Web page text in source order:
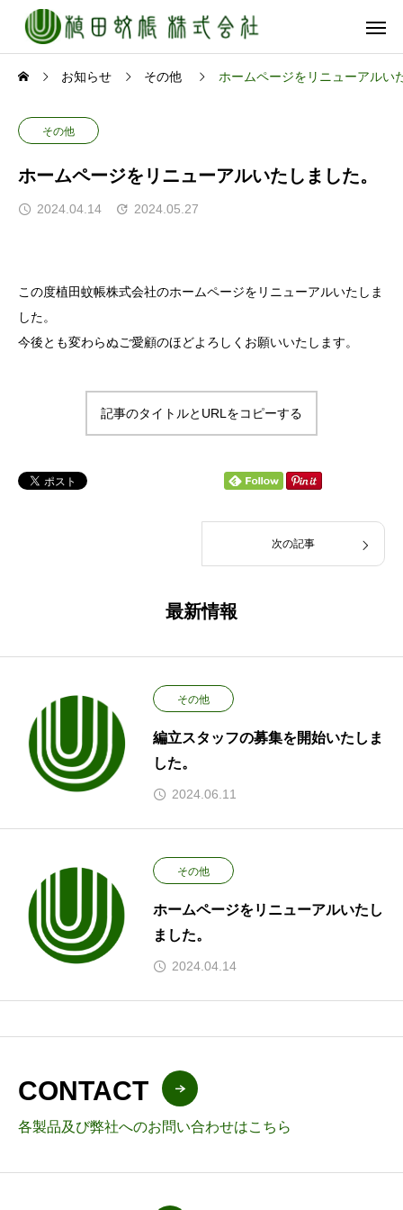
お知らせ その他 ホームページをリニューアルい
その他
ホームページをリニューアルいたしました。
2024.04.14 2024.05.27
この度植田蚊帳株式会社のホームページをリニューアルいたしま
した。
今後とも変わらぬご愛顧のほどよろしくお願いいたします。
記事のタイトルとURLをコピーする
次の記事
最新情報
その他
編立スタッフの募集を開始いたしま
した。
2024.06.11
その他
ホームページをリニューアルいたし
ました。
2024.04.14
CONTACT
各製品及び弊社へのお問い合わせはこちら